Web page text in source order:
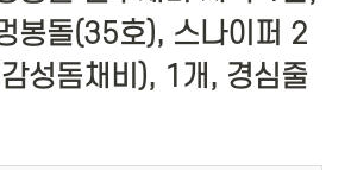
봉돌(35호), 스나이퍼 2
성돔채비), 1개, 경심줄